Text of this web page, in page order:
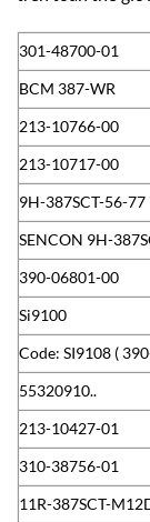
301-48700-01
BCM 387-WR
213-10766-00
213-10717-00
9H-387SCT-56-77
SENCON 9H-
390-06801-00
Si9100
Code: SI9108 (
55320910..
213-10427-01
310-38756-01
11R-387SCT-